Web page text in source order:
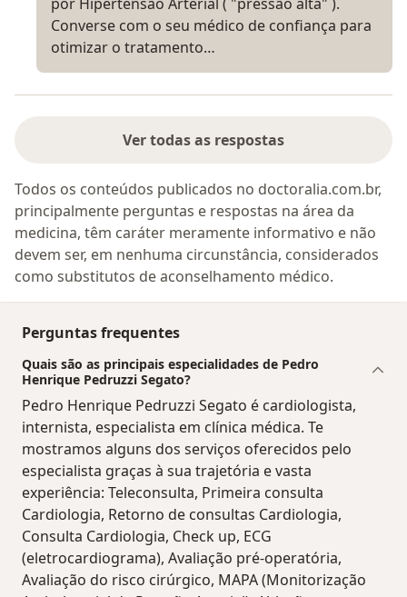
Converse com o seu médico de confiança para
otimizar o tratamento…
Ver todas as respostas
Todos os conteúdos publicados no doctoralia.com.br,
principalmente perguntas e respostas na área da
medicina, têm caráter meramente informativo e não
devem ser, em nenhuma circunstância, considerados
como substitutos de aconselhamento médico.
Perguntas frequentes
Quais são as principais especialidades de Pedro
Henrique Pedruzzi Segato?
Pedro Henrique Pedruzzi Segato é cardiologista,
internista, especialista em clínica médica. Te
mostramos alguns dos serviços oferecidos pelo
especialista graças à sua trajetória e vasta
experiência: Teleconsulta, Primeira consulta
Cardiologia, Retorno de consultas Cardiologia,
Consulta Cardiologia, Check up, ECG
(eletrocardiograma), Avaliação pré-operatória,
Avaliação do risco cirúrgico, MAPA (Monitorização